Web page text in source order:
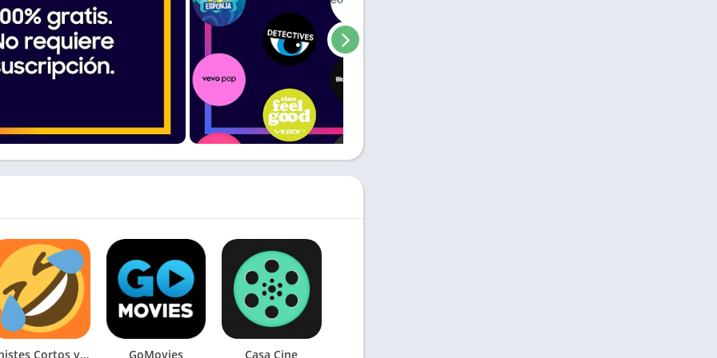
Chistes Cortos y Adivinanzas GoMovies Casa Cine